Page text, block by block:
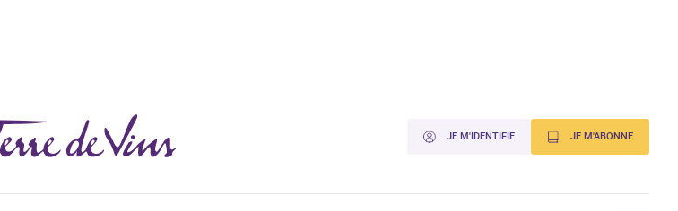
JE M'IDENTIFIE JE M'ABONNE